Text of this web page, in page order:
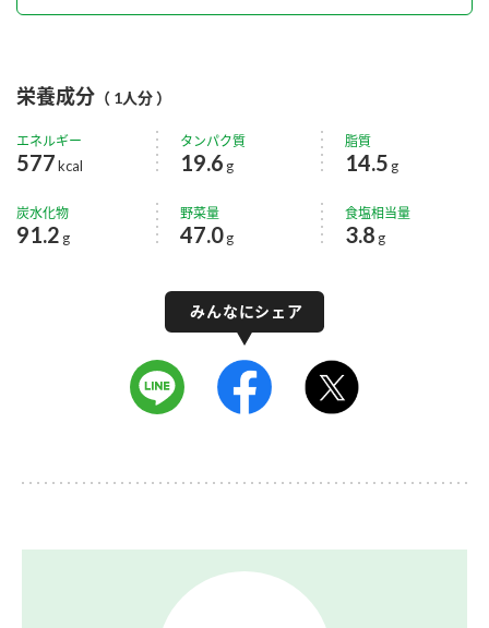
栄養成分 （ 1人分 ）
エネルギー
577kcal
タンパク質
19.6 g
脂質
14.5 g
炭水化物
91.2 g
野菜量
47.0g
食塩相当量
3.8 g